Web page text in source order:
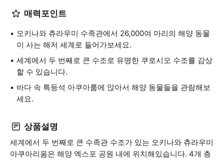
매력포인트
오키나와 츄라우미 수족관에서 26,000여 마리의 해양 동물
이 사는 해저 세계로 들어가보세요.
세계에서 두 번째로 큰 수조로 유명한 쿠로시오 수조를 감상
할 수 있습니다.
바다 속 특등석 아쿠아룸에 앉아서 해양 동물들을 관람해보
세요.
상품설명
세계에서 두 번째로 큰 수족관 수조가 있는 오키나와 츄라우미
아쿠아리움은 해양 엑스포 공원 내에 위치해있습니다. 4개 층